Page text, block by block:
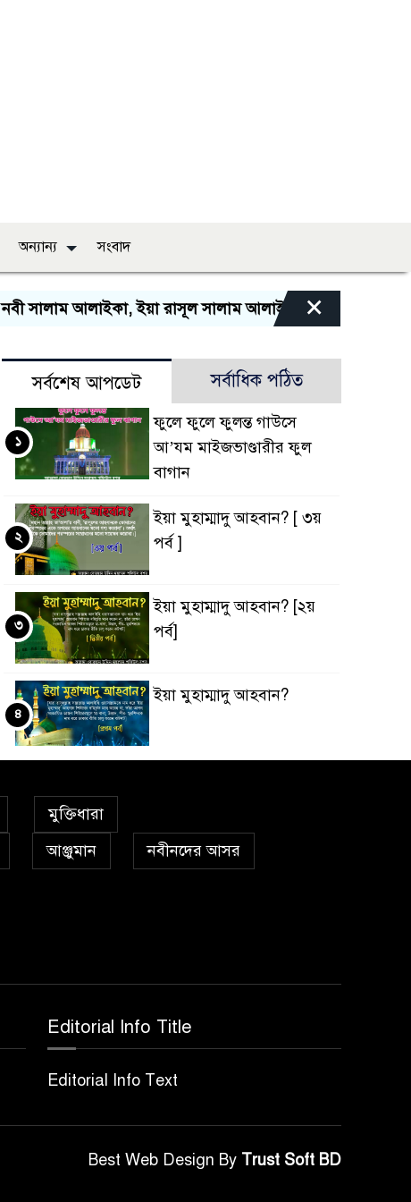
অন্যান্য সংবাদ
সালাম আলাইকা, ইয়া রাসূল সালাম আলাইকা, ইয়া হাবীব
×
সর্বশেষ আপডেট সর্বাধিক পঠিত
ফুলে ফুলে ফুলন্ত গাউসে
আ’যম মাইজভাণ্ডারীর ফুল
বাগান
১
ইয়া মুহাম্মাদু আহবান? [ ৩য়
পর্ব ]
২
ইয়া মুহাম্মাদু আহবান? [২য়
পর্ব]
৩
ইয়া মুহাম্মাদু আহবান?
৪
সর্বকালের সব সমস্যার
৭
ঈদে মিলাদুন্নবী এর গুরুত্ব
কালো হাত
মুক্তিধারা
আঞ্জুমান
নবীনদের আসর
Editorial Info Title
Editorial Info Text
Best Web Design By Trust Soft BD